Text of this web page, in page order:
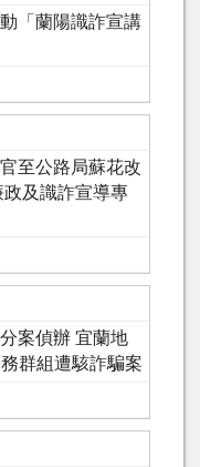
「蘭陽識詐宣講
至公路局蘇花改
政及識詐宣導專
案偵辦 宜蘭地
群組遭駭詐騙案